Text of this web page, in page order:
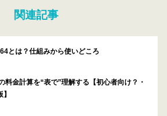
関連記事
とは？仕組みから使いどころ
料金計算を“表で”理解する【初心者向け？・